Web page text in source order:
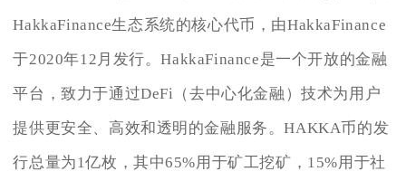
HakkaFinance生态系统的核心代币，由HakkaFinance
于2020年12月发行。HakkaFinance是一个开放的金融
平台，致力于通过DeFi（去中心化金融）技术为用户
提供更安全、高效和透明的金融服务。HAKKA币的发
行总量为1亿枚，其中65%用于矿工挖矿，15%用于社